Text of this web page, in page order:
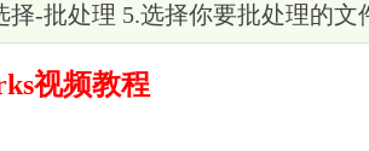
择-批处理 5.选择你要批处理的文
视频教程